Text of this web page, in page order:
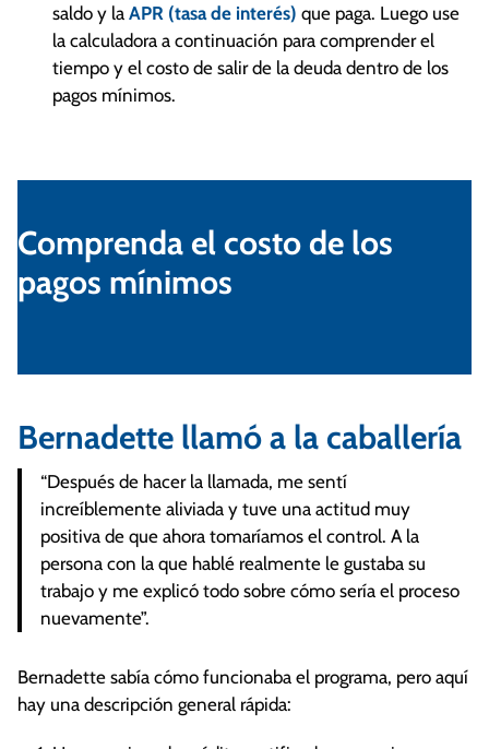
saldo y la APR (tasa de interés) que paga. Luego use
la calculadora a continuación para comprender el
tiempo y el costo de salir de la deuda dentro de los
pagos mínimos.
Comprenda el costo de los
pagos mínimos
Bernadette llamó a la caballería
“Después de hacer la llamada, me sentí
increíblemente aliviada y tuve una actitud muy
positiva de que ahora tomaríamos el control. A la
persona con la que hablé realmente le gustaba su
trabajo y me explicó todo sobre cómo sería el proceso
nuevamente”.
Bernadette sabía cómo funcionaba el programa, pero aquí
hay una descripción general rápida: